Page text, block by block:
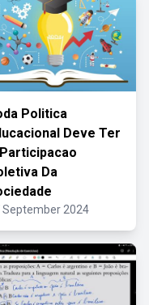
Politica
Deve Ter
Da
September 2024